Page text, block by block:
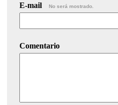
E-mail No será mostrado.
Comentario